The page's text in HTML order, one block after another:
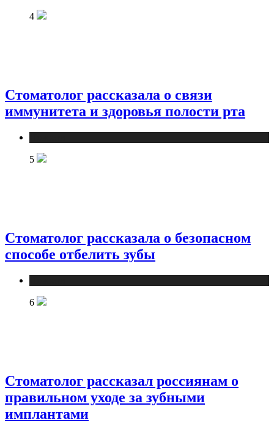
4
Стоматолог рассказала о связи
иммунитета и здоровья полости рта
5
Стоматолог рассказала о безопасном
способе отбелить зубы
6
Стоматолог рассказал россиянам о
правильном уходе за зубными
имплантами